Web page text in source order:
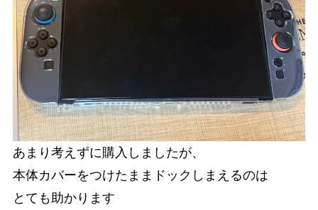
あまり考えずに購入しましたが、
本体カバーをつけたままドックしまえるのは
とても助かります